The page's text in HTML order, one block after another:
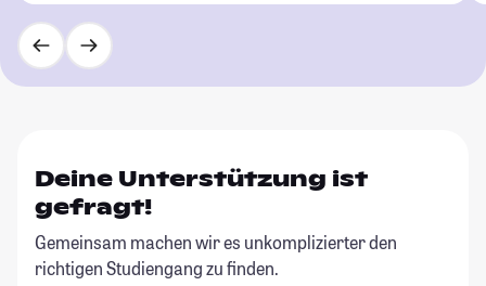
Deine Unterstützung ist
gefragt!
Gemeinsam machen wir es unkomplizierter den
richtigen Studiengang zu finden.